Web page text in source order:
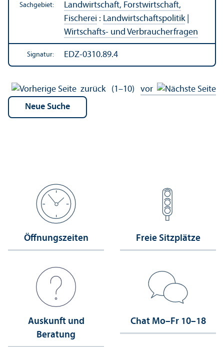
Sachgebiet:
Landwirtschaft, Forstwirtschaft,
Fischerei : Landwirtschafts­politik|
Wirtschafts- und Verbraucherfragen
Signatur: EDZ-0310.89.4
zurück (1–10) vor
Öffnungs­zeiten Freie Sitzplätze
Auskunft und
Beratung
Chat Mo–Fr 10–18